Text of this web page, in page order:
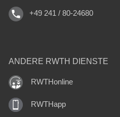
+49 241 / 80-24680
ANDERE RWTH DIENSTE
RWTHonline
RWTHapp